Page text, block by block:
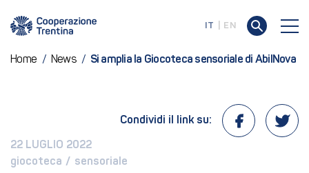
IT EN
Home / News / Si amplia la Giocoteca sensoriale di AbilNova
22 LUGLIO 2022
giocoteca / sensoriale
Condividi il link su: